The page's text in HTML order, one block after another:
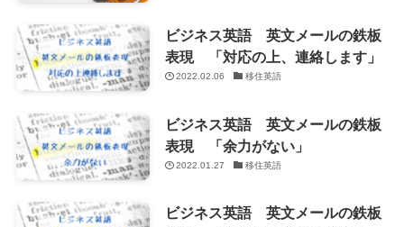
ビジネス英語 英文メールの鉄板
表現 「対応の上、連絡します」
2022.02.06 移住英語
ビジネス英語 英文メールの鉄板
表現 「余力がない」
2022.01.27 移住英語
ビジネス英語 英文メールの鉄板